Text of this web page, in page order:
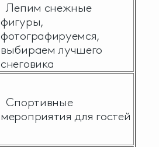
Лепим снежные
фигуры,
фотографируемся,
выбираем лучшего
снеговика
Спортивные
мероприятия для гостей